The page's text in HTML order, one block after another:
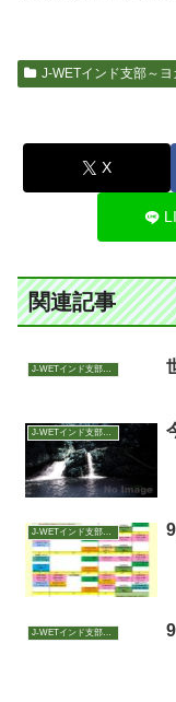
J-WETインド支部～ヨ
X
関連記事
J-WETインド支部～ヨガのこころ～
J-WETインド支部～ヨガのこころ～
J-WETインド支部～ヨガのこころ～
J-WETインド支部～ヨガのこころ～